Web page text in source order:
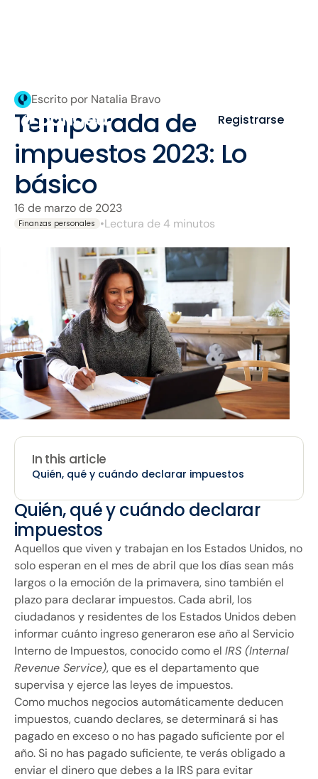
Registrarse
Escrito por Natalia Bravo
Temporada de
impuestos 2023: Lo
básico
16 de marzo de 2023
Finanzas personales •Lectura de 4 minutos
In this article
Quién, qué y cuándo declarar impuestos
Quién, qué y cuándo declarar
impuestos
Aquellos que viven y trabajan en los Estados Unidos, no
solo esperan en el mes de abril que los días sean más
largos o la emoción de la primavera, sino también el
plazo para declarar impuestos. Cada abril, los
ciudadanos y residentes de los Estados Unidos deben
informar cuánto ingreso generaron ese año al Servicio
Interno de Impuestos, conocido como el IRS (Internal
Revenue Service), que es el departamento que
supervisa y ejerce las leyes de impuestos.
Como muchos negocios automáticamente deducen
impuestos, cuando declares, se determinará si has
pagado en exceso o no has pagado suficiente por el
año. Si no has pagado suficiente, te verás obligado a
enviar el dinero que debes a la IRS para evitar